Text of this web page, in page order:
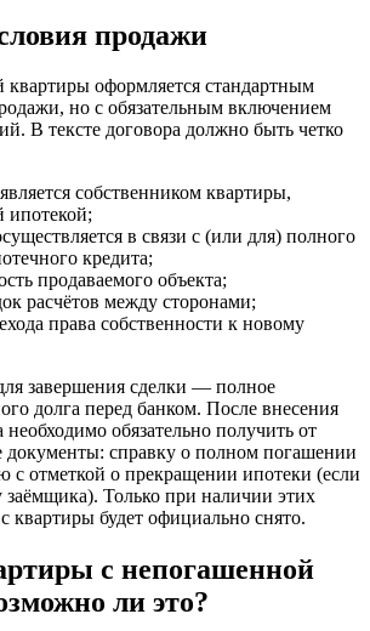
продажи
оформляется стандартным
но с обязательным включением
В тексте договора должно быть четко
собственником квартиры,
ипотекой;
в связи с (или для) полного
кредита;
продаваемого объекта;
расчётов между сторонами;
права собственности к новому
завершения сделки — полное
долга перед банком. После внесения
необходимо обязательно получить от
документы: справку о полном погашении
с отметкой о прекращении ипотеки (если
заёмщика). Только при наличии этих
квартиры будет официально снято.
с непогашенной
ли это?